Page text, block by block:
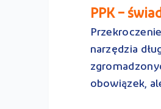
PPK –
narzędzia
obowiązek,